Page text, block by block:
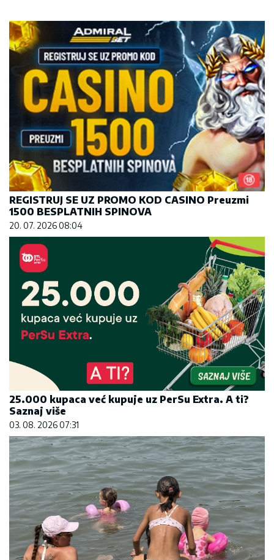
REGISTRUJ SE UZ PROMO KOD CASINO Preuzmi
1500 BESPLATNIH SPINOVA
20. 07. 2026 08:04
25.000 kupaca već kupuje uz PerSu Extra. A ti?
Saznaj više
03. 08. 2026 07:31